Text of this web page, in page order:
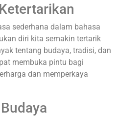
sederhana dalam bahasa
diri kita semakin tertarik
tentang budaya, tradisi, dan
membuka pintu bagi
dan memperkaya